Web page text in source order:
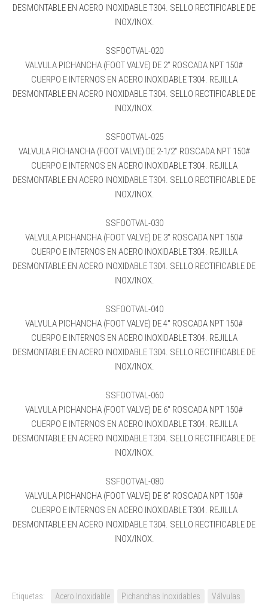
DESMONTABLE EN ACERO INOXIDABLE T304. SELLO RECTIFICABLE DE
INOX/INOX.
SSFOOTVAL-020
VALVULA PICHANCHA (FOOT VALVE) DE 2″ ROSCADA NPT 150#
CUERPO E INTERNOS EN ACERO INOXIDABLE T304. REJILLA
DESMONTABLE EN ACERO INOXIDABLE T304. SELLO RECTIFICABLE DE
INOX/INOX.
SSFOOTVAL-025
VALVULA PICHANCHA (FOOT VALVE) DE 2-1/2″ ROSCADA NPT 150#
CUERPO E INTERNOS EN ACERO INOXIDABLE T304. REJILLA
DESMONTABLE EN ACERO INOXIDABLE T304. SELLO RECTIFICABLE DE
INOX/INOX.
SSFOOTVAL-030
VALVULA PICHANCHA (FOOT VALVE) DE 3″ ROSCADA NPT 150#
CUERPO E INTERNOS EN ACERO INOXIDABLE T304. REJILLA
DESMONTABLE EN ACERO INOXIDABLE T304. SELLO RECTIFICABLE DE
INOX/INOX.
SSFOOTVAL-040
VALVULA PICHANCHA (FOOT VALVE) DE 4″ ROSCADA NPT 150#
CUERPO E INTERNOS EN ACERO INOXIDABLE T304. REJILLA
DESMONTABLE EN ACERO INOXIDABLE T304. SELLO RECTIFICABLE DE
INOX/INOX.
SSFOOTVAL-060
VALVULA PICHANCHA (FOOT VALVE) DE 6″ ROSCADA NPT 150#
CUERPO E INTERNOS EN ACERO INOXIDABLE T304. REJILLA
DESMONTABLE EN ACERO INOXIDABLE T304. SELLO RECTIFICABLE DE
INOX/INOX.
SSFOOTVAL-080
VALVULA PICHANCHA (FOOT VALVE) DE 8″ ROSCADA NPT 150#
CUERPO E INTERNOS EN ACERO INOXIDABLE T304. REJILLA
DESMONTABLE EN ACERO INOXIDABLE T304. SELLO RECTIFICABLE DE
INOX/INOX.
Etiquetas: Acero Inoxidable Pichanchas Inoxidables Válvulas